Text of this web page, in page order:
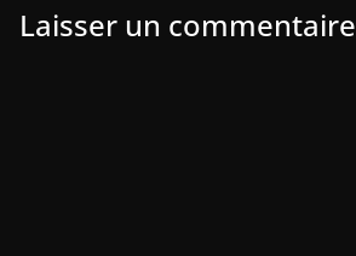
Laisser un commentaire